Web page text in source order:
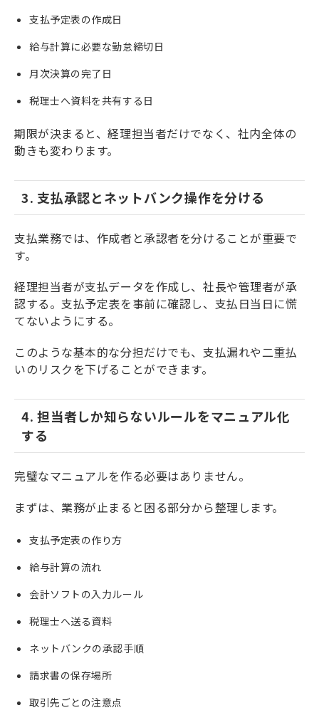
支払予定表の作成日
給与計算に必要な勤怠締切日
月次決算の完了日
税理士へ資料を共有する日
期限が決まると、経理担当者だけでなく、社内全体の
動きも変わります。
3. 支払承認とネットバンク操作を分ける
支払業務では、作成者と承認者を分けることが重要で
す。
経理担当者が支払データを作成し、社長や管理者が承
認する。支払予定表を事前に確認し、支払日当日に慌
てないようにする。
このような基本的な分担だけでも、支払漏れや二重払
いのリスクを下げることができます。
4. 担当者しか知らないルールをマニュアル化
する
完璧なマニュアルを作る必要はありません。
まずは、業務が止まると困る部分から整理します。
支払予定表の作り方
給与計算の流れ
会計ソフトの入力ルール
税理士へ送る資料
ネットバンクの承認手順
請求書の保存場所
取引先ごとの注意点